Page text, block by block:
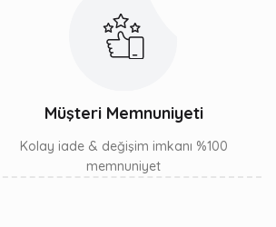
Müşteri Memnuniyeti
Kolay iade & değişim imkanı %100
memnuniyet